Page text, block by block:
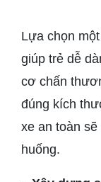
Lựa chọn
giúp trẻ dễ
cơ chấn
đúng kích
xe an toàn
huống.